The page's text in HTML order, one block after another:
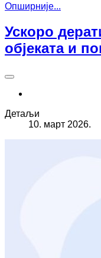
Опширније...
Ускоро
објеката и
Детаљи
10. март 2026.